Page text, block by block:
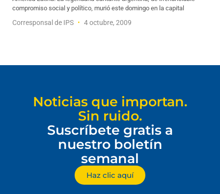
compromiso social y político, murió este domingo en la capital
Corresponsal de IPS 4 octubre, 2009
Noticias que importan.
Sin ruido.
Suscríbete gratis a
nuestro boletín
semanal
Haz clic aquí